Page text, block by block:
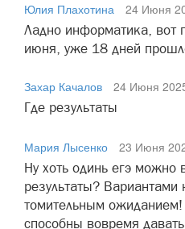
Юлия Плахотина
24 Июня
Ладно информатика, вот
июня, уже 18 дней
Захар Качалов
24 Июня
Где результаты
Мария Лысенко
23 Июня
Ну хоть одинь егэ можно
результаты? Вариантами
томительным
способны вовремя